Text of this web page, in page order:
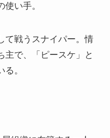
い手。
て戦うスナイパー。情
主で、「ピースケ」と
。